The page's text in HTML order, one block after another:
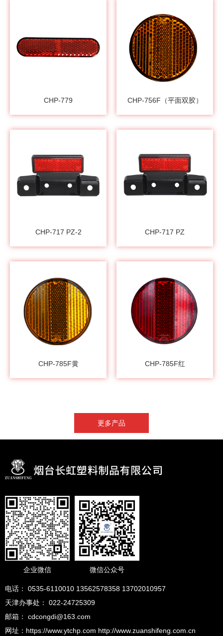
CHP-779 CHP-756F（平面双胶）
CHP-717 PZ-2 CHP-717 PZ
CHP-785F黄 CHP-785F红
更多产品
企业微信 微信公众号
电话： 0535-6110010 13562578358 13702010957
天津办事处： 022-24725309
邮箱： cdcongdi@163.com
网址：https://www.ytchp.com http://www.zuanshifeng.com.cn